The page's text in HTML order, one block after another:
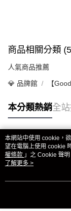
商品相關分類
人氣商品推薦
💎 品牌館 【
本分類熱銷全
熱門標籤
本網站中使用 cookie，
望在電腦上使用 cookie
權條款 」之 Cookie 聲
用條款之 Cookie 聲明使
了解更多 >